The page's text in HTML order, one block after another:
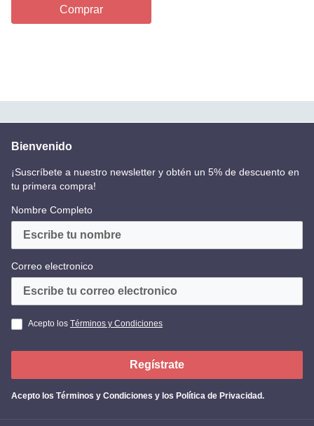
Comprar
Bienvenido
¡Suscríbete a nuestro newsletter y obtén un 5% de descuento en
tu primera compra!
Nombre Completo
Correo electronico
Acepto los Términos y Condiciones
Acepto los Términos y Condiciones y los Política de Privacidad.
Regístrate